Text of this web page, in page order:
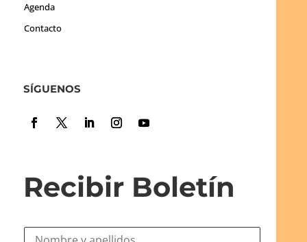
Agenda
Contacto
SÍGUENOS
Recibir Boletín
N